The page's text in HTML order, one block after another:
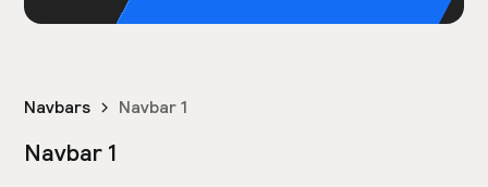
Navbars Navbar 1
Navbar 1